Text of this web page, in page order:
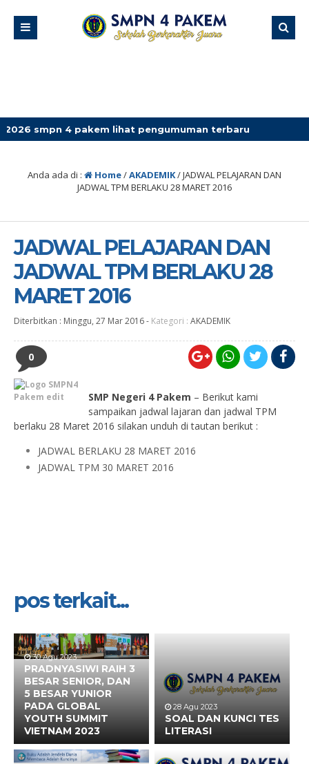
pakem lihat pengumuman terbaru
Anda ada di : Home/AKADEMIK/JADWAL PELAJARAN DAN
JADWAL TPM BERLAKU 28 MARET 2016
JADWAL PELAJARAN DAN
JADWAL TPM BERLAKU 28
MARET 2016
Diterbitkan : Minggu, 27 Mar 2016- Kategori : AKADEMIK
0
SMP Negeri 4 Pakem – Berikut kami
sampaikan jadwal lajaran dan jadwal TPM
berlaku 28 Maret 2016 silakan unduh di tautan berikut :
JADWAL BERLAKU 28 MARET 2016
JADWAL TPM 30 MARET 2016
pos terkait...
30 Agu 2023
PRADNYASIWI RAIH 3
BESAR SENIOR, DAN
5 BESAR YUNIOR
PADA GLOBAL
YOUTH SUMMIT
VIETNAM 2023
28 Agu 2023
SOAL DAN KUNCI TES
LITERASI